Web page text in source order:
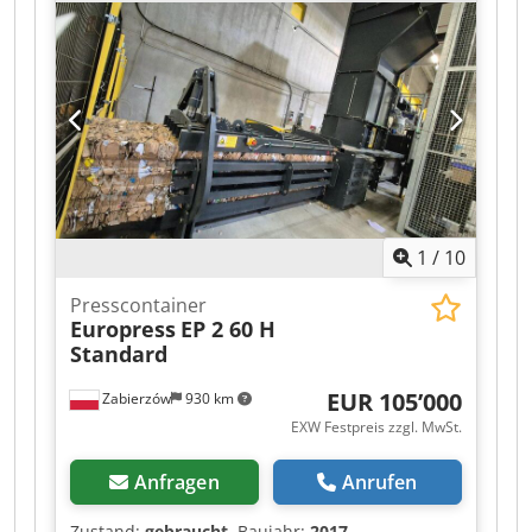
Husmann SPB 20 FKL Presscontainer, Baujahr
1999, an. Typ: SPB 20 FKL Maschinen-Nr.: 18590
Volumen: 20,0 m3 Leistung: 5,5 kW Leergewicht:
5200 kg Djdjzg Ha Iopfx Alajkr Zulässiges
Gesamtgewicht: 12000 kg Spannung: 400 V
Baujahr: 1999 Letzte Wartung (UVV&DGUV):
02/2026 Zweigeteilter Deckel f. Rampe
Stahlabstreifer Voll funktionsfähig Wenn Sie
Rückfragen haben oder mehr Informationen
benötigen, schreiben Sie uns gerne eine
1 / 10
Zabierzów 930 km
Presscontainer
Europress EP 2 60 H
Standard
EUR 105’000
EXW Festpreis zzgl. MwSt.
Anfragen Anrufen